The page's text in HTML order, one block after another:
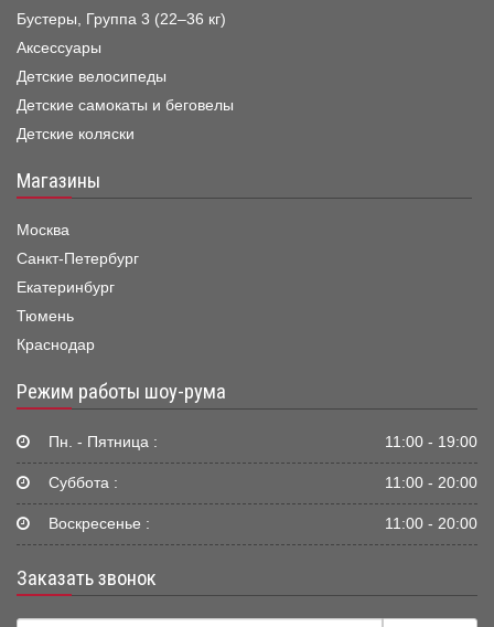
Бустеры, Группа 3 (22–36 кг)
Аксессуары
Детские велосипеды
Детские самокаты и беговелы
Детские коляски
Магазины
Москва
Санкт-Петербург
Екатеринбург
Тюмень
Краснодар
Режим работы шоу-рума
Пн. - Пятница : 11:00 - 19:00
Суббота : 11:00 - 20:00
Воскресенье : 11:00 - 20:00
Заказать звонок